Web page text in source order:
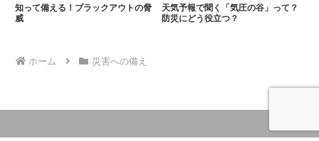
知って備える！ブラックアウトの脅
威
天気予報で聞く「気圧の谷」って？
防災にどう役立つ？
ホーム 災害への備え